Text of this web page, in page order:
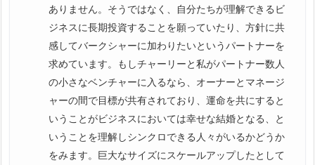
ありません。そうではなく、自分たちが理解できるビ
ジネスに長期投資することを願っていたり、方針に共
感してバークシャーに加わりたいというパートナーを
求めています。もしチャーリーと私がパートナー数人
の小さなベンチャーに入るなら、オーナーとマネージ
ャーの間で目標が共有されており、運命を共にすると
いうことがビジネスにおいては幸せな結婚となる、と
いうことを理解しシンクロできる人々がいるかどうか
をみます。巨大なサイズにスケールアップしたとして